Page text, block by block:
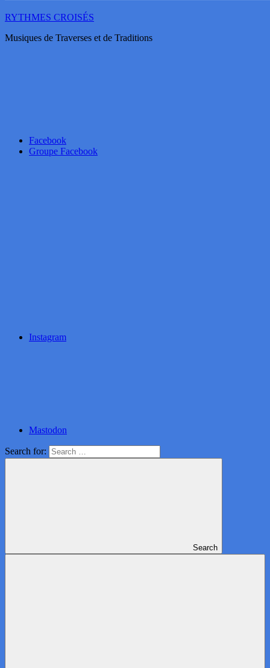
RYTHMES CROISÉS
Musiques de Traverses et de Traditions
Facebook
Groupe Facebook
Instagram
Mastodon
Search for:
Search